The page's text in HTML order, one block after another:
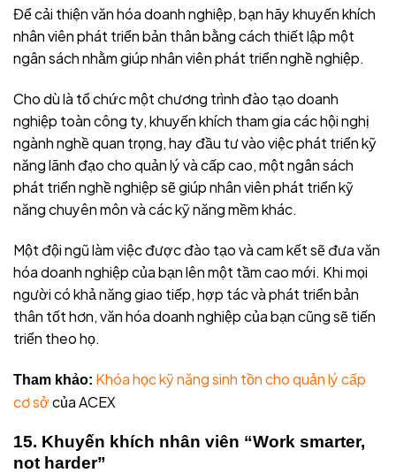
Để cải thiện văn hóa doanh nghiệp, bạn hãy khuyến khích
nhân viên phát triển bản thân bằng cách thiết lập một
ngân sách nhằm giúp nhân viên phát triển nghề nghiệp.
Cho dù là tổ chức một chương trình đào tạo doanh
nghiệp toàn công ty, khuyến khích tham gia các hội nghị
ngành nghề quan trọng, hay đầu tư vào việc phát triển kỹ
năng lãnh đạo cho quản lý và cấp cao, một ngân sách
phát triển nghề nghiệp sẽ giúp nhân viên phát triển kỹ
năng chuyên môn và các kỹ năng mềm khác.
Một đội ngũ làm việc được đào tạo và cam kết sẽ đưa văn
hóa doanh nghiệp của bạn lên một tầm cao mới. Khi mọi
người có khả năng giao tiếp, hợp tác và phát triển bản
thân tốt hơn, văn hóa doanh nghiệp của bạn cũng sẽ tiến
triển theo họ.
Tham khảo: Khóa học kỹ năng sinh tồn cho quản lý cấp
cơ sởcủa ACEX
15. Khuyến khích nhân viên “Work smarter,
not harder”